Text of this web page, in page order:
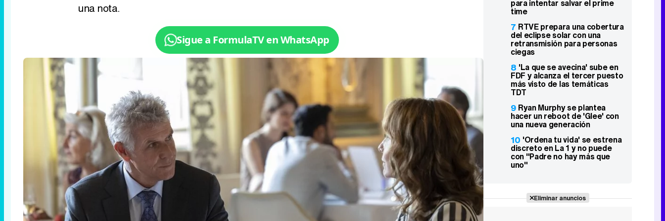
una nota.
Sigue a FormulaTV en WhatsApp
para intentar salvar el prime
time
7 RTVE prepara una cobertura
del eclipse solar con una
retransmisión para personas
ciegas
8 'La que se avecina' sube en
FDF y alcanza el tercer puesto
más visto de las temáticas
TDT
9 Ryan Murphy se plantea
hacer un reboot de 'Glee' con
una nueva generación
10 'Ordena tu vida' se estrena
discreto en La 1 y no puede
con "Padre no hay más que
uno"
Eliminar anuncios